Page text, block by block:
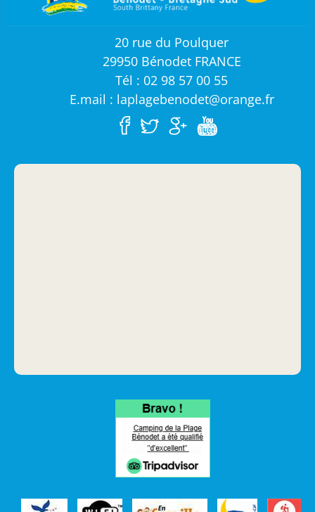
20 rue du Poulquer
29950 Bénodet FRANCE
Tél : 02 98 57 00 55
E.mail : laplagebenodet@orange.fr